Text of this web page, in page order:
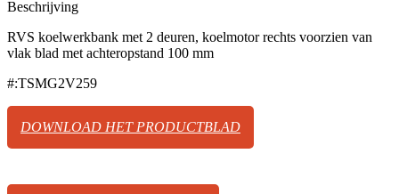
Beschrijving
RVS koelwerkbank met 2 deuren, koelmotor rechts voorzien van
vlak blad met achteropstand 100 mm
#:TSMG2V259
DOWNLOAD HET PRODUCTBLAD